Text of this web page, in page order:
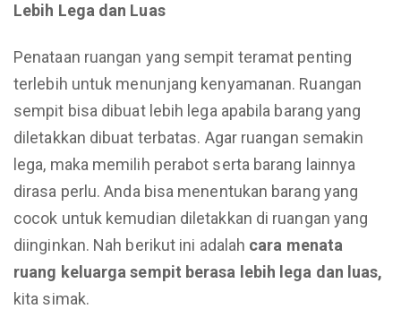
Lebih Lega dan Luas
Penataan ruangan yang sempit teramat penting
terlebih untuk menunjang kenyamanan. Ruangan
sempit bisa dibuat lebih lega apabila barang yang
diletakkan dibuat terbatas. Agar ruangan semakin
lega, maka memilih perabot serta barang lainnya
dirasa perlu. Anda bisa menentukan barang yang
cocok untuk kemudian diletakkan di ruangan yang
diinginkan. Nah berikut ini adalah cara menata
ruang keluarga sempit berasa lebih lega dan luas,
kita simak.